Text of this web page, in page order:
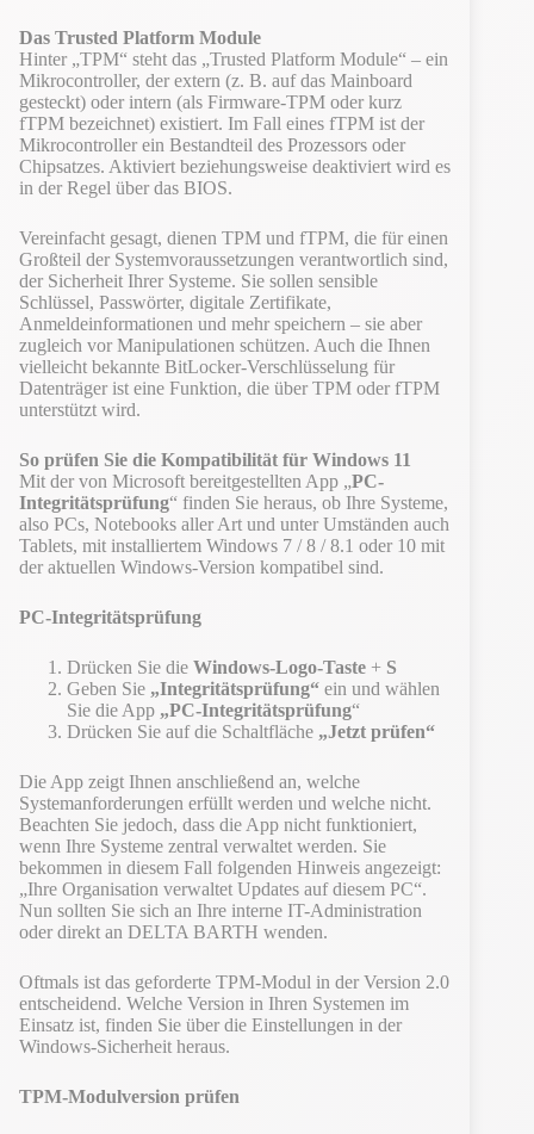
Das Trusted Platform Module
Hinter „TPM“ steht das „Trusted Platform Module“ – ein
Mikrocontroller, der extern (z. B. auf das Mainboard
gesteckt) oder intern (als Firmware-TPM oder kurz
fTPM bezeichnet) existiert. Im Fall eines fTPM ist der
Mikrocontroller ein Bestandteil des Prozessors oder
Chipsatzes. Aktiviert beziehungsweise deaktiviert wird es
in der Regel über das BIOS.
Vereinfacht gesagt, dienen TPM und fTPM, die für einen
Großteil der Systemvoraussetzungen verantwortlich sind,
der Sicherheit Ihrer Systeme. Sie sollen sensible
Schlüssel, Passwörter, digitale Zertifikate,
Anmeldeinformationen und mehr speichern – sie aber
zugleich vor Manipulationen schützen. Auch die Ihnen
vielleicht bekannte BitLocker-Verschlüsselung für
Datenträger ist eine Funktion, die über TPM oder fTPM
unterstützt wird.
So prüfen Sie die Kompatibilität für Windows 11
Mit der von Microsoft bereitgestellten App „PC-
Integritätsprüfung“ finden Sie heraus, ob Ihre Systeme,
also PCs, Notebooks aller Art und unter Umständen auch
Tablets, mit installiertem Windows 7 / 8 / 8.1 oder 10 mit
der aktuellen Windows-Version kompatibel sind.
PC-Integritätsprüfung
Drücken Sie die Windows-Logo-Taste + S
Geben Sie „Integritätsprüfung“ ein und wählen
Sie die App „PC-Integritätsprüfung“
Drücken Sie auf die Schaltfläche „Jetzt prüfen“
Die App zeigt Ihnen anschließend an, welche
Systemanforderungen erfüllt werden und welche nicht.
Beachten Sie jedoch, dass die App nicht funktioniert,
wenn Ihre Systeme zentral verwaltet werden. Sie
bekommen in diesem Fall folgenden Hinweis angezeigt:
„Ihre Organisation verwaltet Updates auf diesem PC“.
Nun sollten Sie sich an Ihre interne IT-Administration
oder direkt an DELTA BARTH wenden.
Oftmals ist das geforderte TPM-Modul in der Version 2.0
entscheidend. Welche Version in Ihren Systemen im
Einsatz ist, finden Sie über die Einstellungen in der
Windows-Sicherheit heraus.
TPM-Modulversion prüfen